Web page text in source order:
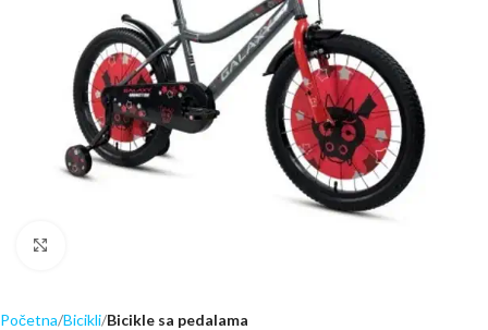
Početna Bicikli Bicikle sa pedalama